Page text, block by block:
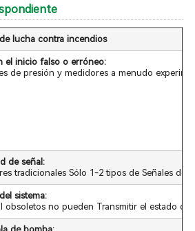
lucha contra incendios
el inicio falso o erróneo:
de presión y medidores a menudo
de señal:
tradicionales Sólo 1-2 tipos de Señales
sistema:
obsoletos no pueden Transmitir el estado